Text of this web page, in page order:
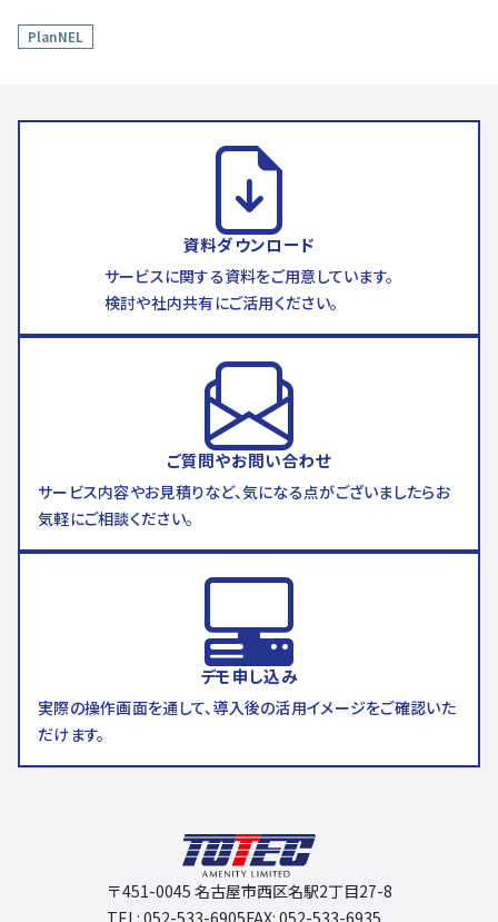
PlanNEL
資料ダウンロード
サービスに関する資料をご用意しています。
検討や社内共有にご活用ください。
ご質問やお問い合わせ
サービス内容やお見積りなど、気になる点がございましたらお
気軽にご相談ください。
デモ申し込み
実際の操作画面を通して、導入後の活用イメージをご確認いた
だけます。
〒451-0045 名古屋市西区名駅2丁目27-8
TEL: 052-533-6905FAX: 052-533-6935